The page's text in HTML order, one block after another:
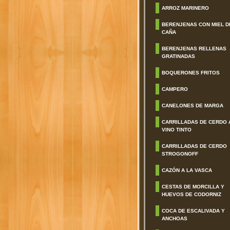
ARROZ MARINERO
BERENJENAS CON MIEL
CAÑA
BERENJENAS RELLENAS
GRATINADAS
BOQUERONES FRITOS
CAMPERO
CANELONES DE MARGA
CARRILLADAS DE CERDO
VINO TINTO
CARRILLADAS DE CERDO
STROGONOFF
CAZÓN A LA VASCA
CESTAS DE MORCILLA Y
HUEVOS DE CODORNIZ
COCA DE ESCALIVADA Y
ANCHOAS